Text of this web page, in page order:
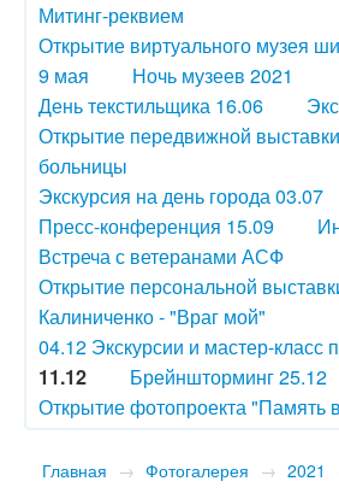
Митинг-реквием
Открытие виртуального музея
9 мая
Ночь музеев 2021
День текстильщика 16.06
Открытие передвижной
больницы
Экскурсия на день города 03.07
Пресс-конференция 15.09
Встреча с ветеранами АСФ
Открытие персональной
Калиниченко - "Враг мой"
04.12 Экскурсии и мастер-класс
11.12
Брейншторминг 25.12
Открытие фотопроекта "Память
Главная → Фотогалерея → 2021